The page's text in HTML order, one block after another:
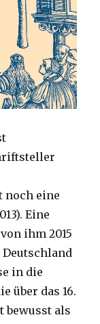
noch eine
Eine
ihm 2015
in die
über das 16.
bewusst als